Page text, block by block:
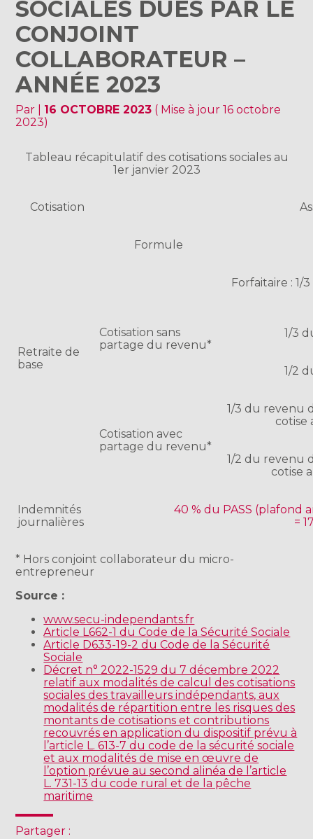
SOCIALES DUES PAR LE
CONJOINT
COLLABORATEUR –
ANNÉE 2023
Par 16 OCTOBRE 2023 ( Mise à jour 16 octobre
2023)
Tableau récapitulatif des cotisations sociales au
1er janvier 2023
Cotisation
Retraite de
base
Formule
Cotisation sans
partage du revenu*
Forfaitaire : 1/
1/3
1/2
Cotisation avec
partage du revenu*
1/3 du revenu
cotise
1/2 du revenu
cotise
Indemnités
journalières
40 % du PASS (plafond
=
* Hors conjoint collaborateur du micro-
entrepreneur
Source :
www.secu-independants.fr
Article L662-1 du Code de la Sécurité Sociale
Article D633-19-2 du Code de la Sécurité
Sociale
Décret n° 2022-1529 du 7 décembre 2022
relatif aux modalités de calcul des cotisations
sociales des travailleurs indépendants, aux
modalités de répartition entre les risques des
montants de cotisations et contributions
recouvrés en application du dispositif prévu à
l’article L. 613-7 du code de la sécurité sociale
et aux modalités de mise en œuvre de
l’option prévue au second alinéa de l’article
L. 731-13 du code rural et de la pêche
maritime
Partager :